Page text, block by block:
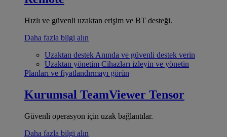
Hızlı ve güvenli uzaktan erişim ve BT desteği.
Daha fazla bilgi alın
Uzaktan destek Anında ve güvenli destek verin
Uzaktan yönetim Cihazları izleyin ve yönetin
Planları ve fiyatlandırmayı görün
Kurumsal TeamViewer Tensor
Güvenli operasyon için uzak bağlantılar.
Daha fazla bilgi alın